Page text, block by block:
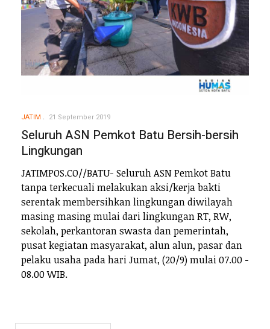
JATIM 21 September 2019
Seluruh ASN Pemkot Batu Bersih-bersih
Lingkungan
JATIMPOS.CO//BATU- Seluruh ASN Pemkot Batu
tanpa terkecuali melakukan aksi/kerja bakti
serentak membersihkan lingkungan diwilayah
masing masing mulai dari lingkungan RT, RW,
sekolah, perkantoran swasta dan pemerintah,
pusat kegiatan masyarakat, alun alun, pasar dan
pelaku usaha pada hari Jumat, (20/9) mulai 07.00 -
08.00 WIB.